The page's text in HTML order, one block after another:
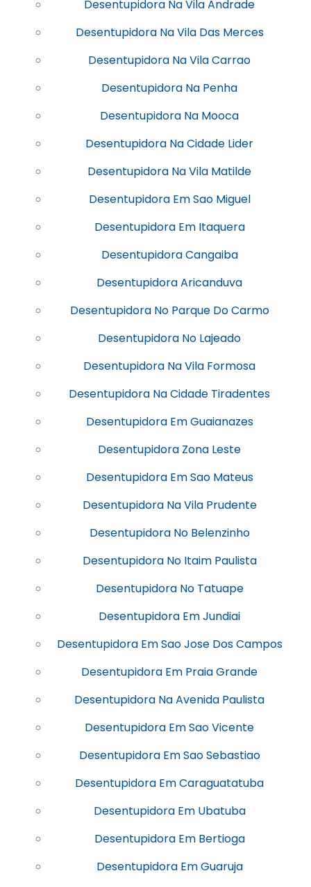
Desentupidora Na Vila Andrade
Desentupidora Na Vila Das Merces
Desentupidora Na Vila Carrao
Desentupidora Na Penha
Desentupidora Na Mooca
Desentupidora Na Cidade Lider
Desentupidora Na Vila Matilde
Desentupidora Em Sao Miguel
Desentupidora Em Itaquera
Desentupidora Cangaiba
Desentupidora Aricanduva
Desentupidora No Parque Do Carmo
Desentupidora No Lajeado
Desentupidora Na Vila Formosa
Desentupidora Na Cidade Tiradentes
Desentupidora Em Guaianazes
Desentupidora Zona Leste
Desentupidora Em Sao Mateus
Desentupidora Na Vila Prudente
Desentupidora No Belenzinho
Desentupidora No Itaim Paulista
Desentupidora No Tatuape
Desentupidora Em Jundiai
Desentupidora Em Sao Jose Dos Campos
Desentupidora Em Praia Grande
Desentupidora Na Avenida Paulista
Desentupidora Em Sao Vicente
Desentupidora Em Sao Sebastiao
Desentupidora Em Caraguatatuba
Desentupidora Em Ubatuba
Desentupidora Em Bertioga
Desentupidora Em Guaruja